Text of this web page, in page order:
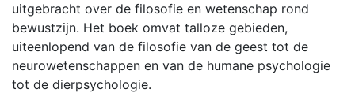
uitgebracht over de filosofie en wetenschap rond
bewustzijn. Het boek omvat talloze gebieden,
uiteenlopend van de filosofie van de geest tot de
neurowetenschappen en van de humane psychologie
tot de dierpsychologie.